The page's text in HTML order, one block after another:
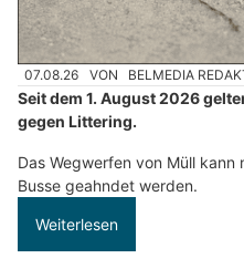
07.08.26 VON BELMEDIA
Seit dem 1. August 2026
gegen Littering.
Das Wegwerfen von Müll
Busse geahndet werden.
Weiterlesen